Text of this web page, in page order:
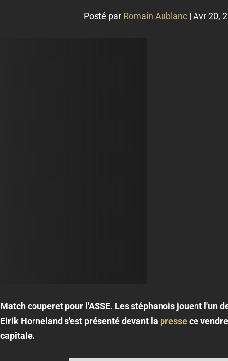
Posté par Romain Aublanc | Avr 20,
Match couperet pour l'ASSE. Les stéphanois jouent l'un
Eirik Horneland s'est présenté devant la pressece
capitale.